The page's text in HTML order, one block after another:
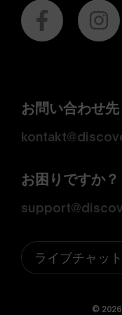
お問い合わせ先
お困りですか？
ライブチャッ
© 2026